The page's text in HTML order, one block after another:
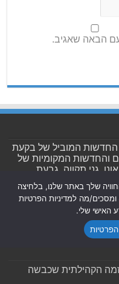
הבאה שאגיב.
החדשות המוביל של בקעת
והחדשות המקומיות של
גני תקווה, גבעת
על עתיד מערכת
מגובה 95 ס"מ: היוזמה הקהילתית שכבשה
שלך באתר שלנו, בלחיצה
מה למדיניות הפרטיות
האישי שלי.
הפרטיות